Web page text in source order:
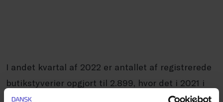
I andet kvartal af 2022 er antallet af registrerede
butikstyverier opgjort til 2.899, hvor det i 2021 i
samme periode var 2.655. Der ses altså en